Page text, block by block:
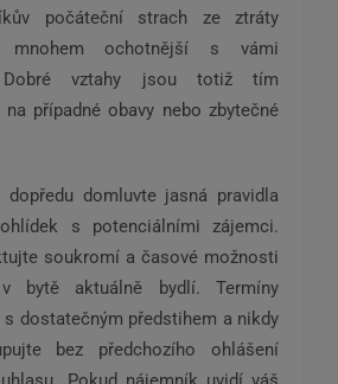
počáteční strach ze ztráty
mnohem ochotnější s vámi
Dobré vztahy jsou totiž tím
případné obavy nebo zbytečné
domluvte jasná pravidla
s potenciálními zájemci.
soukromí a časové možnosti
bytě aktuálně bydlí. Termíny
dostatečným předstihem a nikdy
bez předchozího ohlášení